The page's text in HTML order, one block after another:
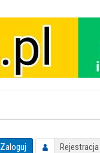
Zaloguj Rejestracja